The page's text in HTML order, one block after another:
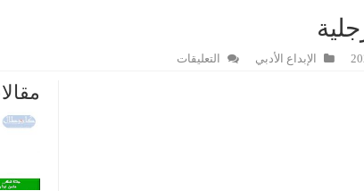
الإبداع الأدبي التعليقات